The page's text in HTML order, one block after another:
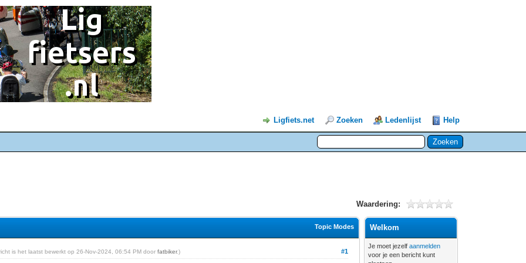
Ligfiets.net Zoeken Ledenlijst Help
Waardering:
Topic Modes
#1
is het laatst bewerkt op 26-Nov-2024, 06:54 PM doorfatbiker.)
Welkom
Je moet jezelfaanmelden
voor je een bericht kunt